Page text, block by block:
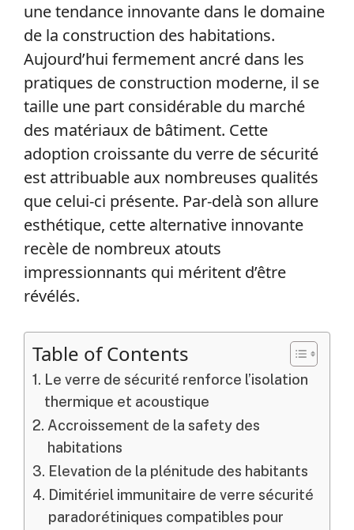
une tendance innovante dans le domaine
de la construction des habitations.
Aujourd’hui fermement ancré dans les
pratiques de construction moderne, il se
taille une part considérable du marché
des matériaux de bâtiment. Cette
adoption croissante du verre de sécurité
est attribuable aux nombreuses qualités
que celui-ci présente. Par-delà son allure
esthétique, cette alternative innovante
recèle de nombreux atouts
impressionnants qui méritent d’être
révélés.
Table of Contents
Le verre de sécurité renforce l’isolation
thermique et acoustique
Accroissement de la safety des
habitations
Elevation de la plénitude des habitants
Dimitériel immunitaire de verre sécurité
paradorétiniques compatibles pour